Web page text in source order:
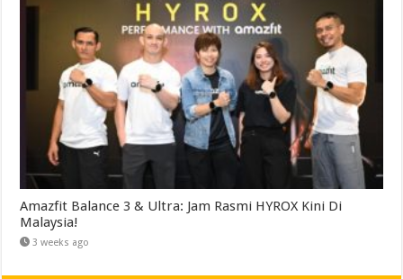
Amazfit Balance 3 & Ultra: Jam Rasmi HYROX Kini Di
Malaysia!
3 weeks ago